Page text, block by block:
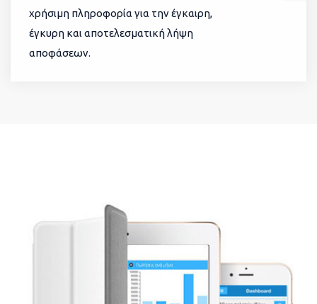
χρήσιμη πληροφορία για την έγκαιρη,
έγκυρη και αποτελεσματική λήψη
αποφάσεων.